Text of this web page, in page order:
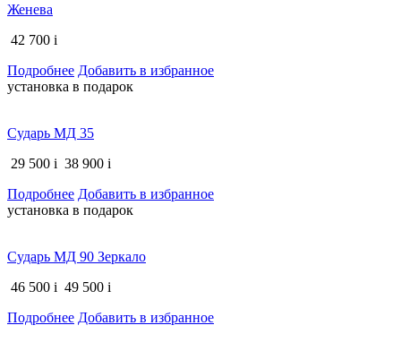
Женева
42 700 i
Подробнее Добавить в избранное
установка в подарок
Сударь МД 35
29 500 i 38 900 i
Подробнее Добавить в избранное
установка в подарок
Сударь МД 90 Зеркало
46 500 i 49 500 i
Подробнее Добавить в избранное